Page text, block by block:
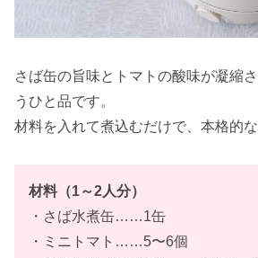
さば缶の旨味とトマトの酸味が凝縮
うひと品です。
材料を入れて煮込むだけで、本格的
材料（1～2人分）
・さば水煮缶……1缶
・ミニトマト……5〜6個